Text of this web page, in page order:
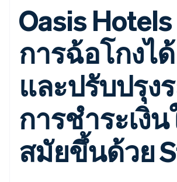
การชำระเงิน
ออนไลน์
Payment links
การชำระเงิน
แบบไม่ต้อง
UI การชำระ
เงินสำเร็จรูป
องค์ประกอบ UI
ที่ยืดหยุ่น
วิธีการชำระ
เงิน
เข้าถึงได้
รายรับตาม
แบบแผนล่วง
หน้า
Metronome
การเรียกเก็บ
เงินตามการ
ใช้งาน
การชำระเงิน
ตามรอบบิล
การจัดการ
การชำระเงิน
ตามรอบบิล
Invoicing
ครั้งเดียวหรือ
ตามแบบแผน
ล่วงหน้า
Tax
คิดภาษีการ
ตามกรณีใช้งาน
การค้าแบบใช้เอเจนต์
อีคอมเมิร์ซ
บริการทางการเงินที่ผสาน
การทำงานอัตโนมัติด้าน
การเงิน
ธุรกิจทั่วโลก
การชำระเงินในแอป
มาร์เก็ตเพลส
ไลบรารีและ SDK
Stripe Apps
รับการชำระเงินออนไลน์
ติดตั้งใช้งานการชำระเงิน
สำเร็จรูป
สร้างแพลตฟอร์มหรือ
มาร์เก็ตเพลส
จัดการการชำระเงินตาม
รอบบิล
คู่มือ
การสนับสนุน
รับการสนับสนุน
แพ็กเกจการสนับสนุนที่ได้
บริการเฉพาะทาง
บริษัท
Oasis
การฉ้อโกงไ
และปรับปรุง
การชำระเงิ
สมัยขึ้นด้วย